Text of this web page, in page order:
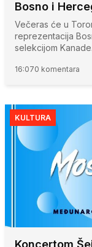
Bosno i
Večeras će u
reprezentacija
selekcijom
16:070 komentara
KULTURA
Koncertom